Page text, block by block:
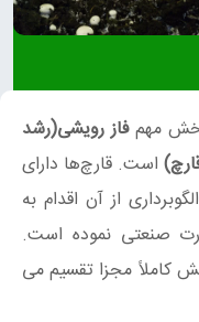
مهمفاز رویشی(رشد
است. قارچ‌ها دارای
از آن اقدام به
صنعتی نموده است.
کاملاً مجزا تقسیم می